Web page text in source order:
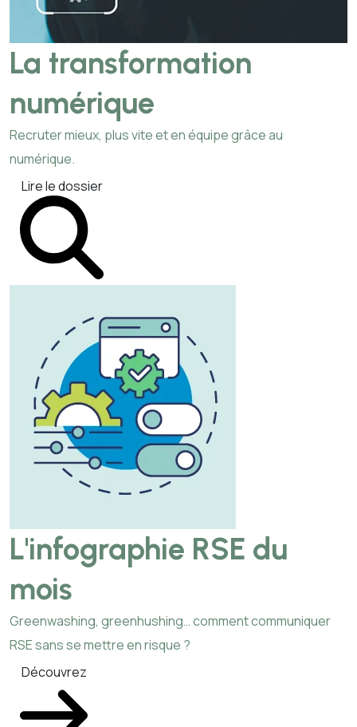
La transformation
numérique
Recruter mieux, plus vite et en équipe grâce au
numérique.
Lire le dossier
L'infographie RSE du
mois
Greenwashing, greenhushing… comment communiquer
RSE sans se mettre en risque ?
Découvrez